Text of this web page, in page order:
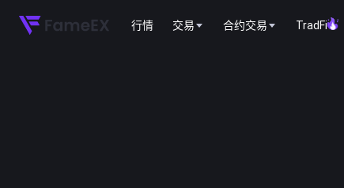
行情 交易 合约交易 TradFi